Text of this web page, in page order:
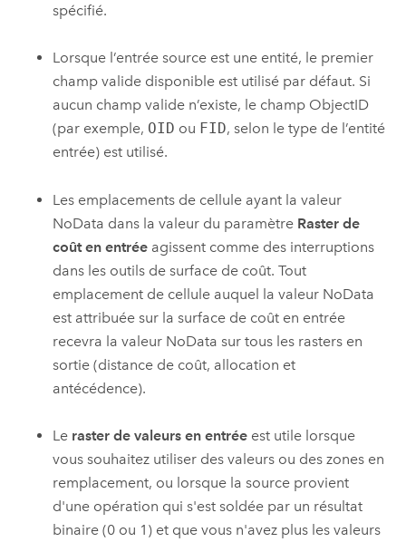
spécifié.
Lorsque l’entrée source est une entité, le premier
champ valide disponible est utilisé par défaut. Si
aucun champ valide n’existe, le champ ObjectID
(par exemple, OID ou FID, selon le type de l’entité
entrée) est utilisé.
Les emplacements de cellule ayant la valeur
NoData dans la valeur du paramètre Raster de
coût en entrée agissent comme des interruptions
dans les outils de surface de coût. Tout
emplacement de cellule auquel la valeur NoData
est attribuée sur la surface de coût en entrée
recevra la valeur NoData sur tous les rasters en
sortie (distance de coût, allocation et
antécédence).
Le raster de valeurs en entrée est utile lorsque
vous souhaitez utiliser des valeurs ou des zones en
remplacement, ou lorsque la source provient
d'une opération qui s'est soldée par un résultat
binaire (0 ou 1) et que vous n'avez plus les valeurs